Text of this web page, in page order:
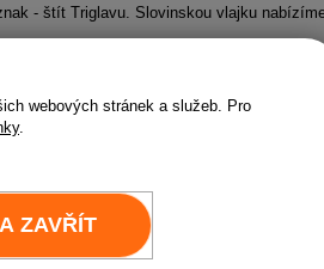
- štít Triglavu. Slovinskou vlajku
webových stránek a služeb. Pro
.
ZAVŘÍT